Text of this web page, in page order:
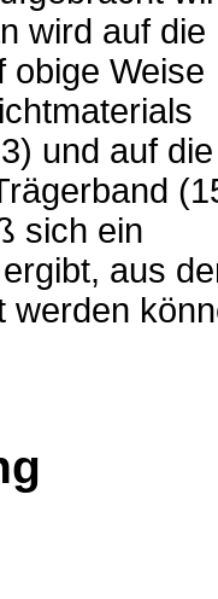
wird auf die
obige Weise
und auf die
sich ein
aus
werden